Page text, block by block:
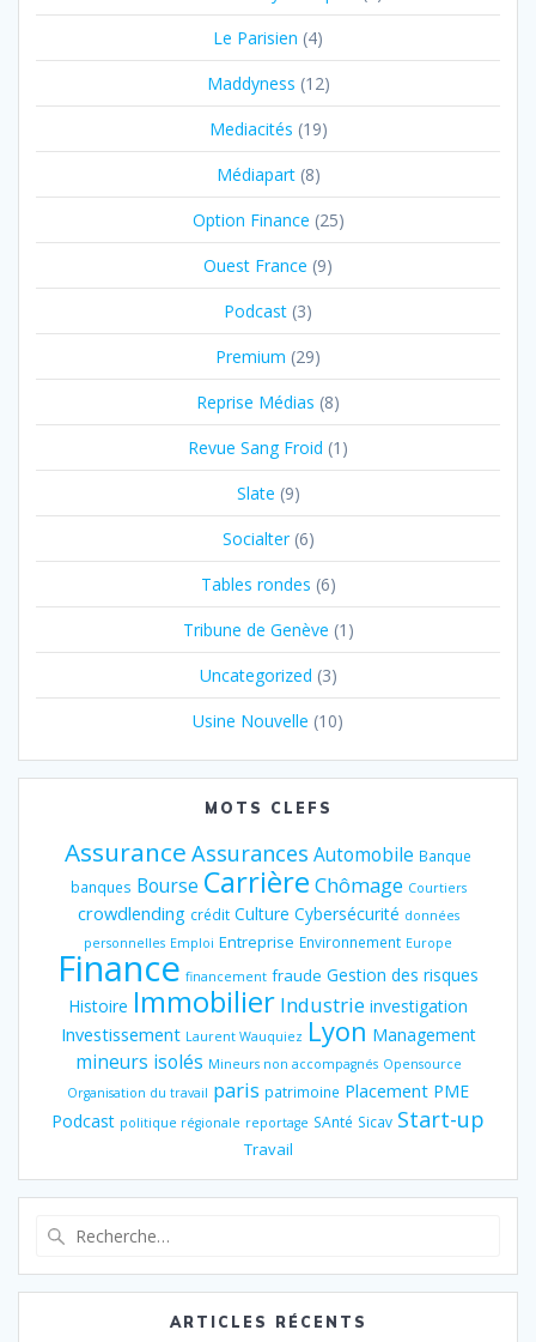
Le Parisien (4)
Maddyness (12)
Mediacités (19)
Médiapart(8)
Option Finance (25)
Ouest France (9)
Podcast (3)
Premium (29)
Reprise Médias (8)
Revue Sang Froid (1)
Slate (9)
Socialter(6)
Tables rondes (6)
Tribune de Genève (1)
Uncategorized (3)
Usine Nouvelle (10)
MOTS CLEFS
Assurance Assurances Automobile Banque
banques Bourse Carrière Chômage Courtiers
crowdlending crédit Culture Cybersécurité données
personnelles Emploi Entreprise Environnement Europe
Finance financement fraude Gestion des risques
Histoire Immobilier Industrie investigation
Investissement Laurent Wauquiez Lyon Management
mineurs isolés Mineurs non accompagnés Opensource
Organisation du travail paris patrimoine Placement PME
Podcast politique régionale reportage SAnté Sicav Start-up
Travail
:
ARTICLES RÉCENTS